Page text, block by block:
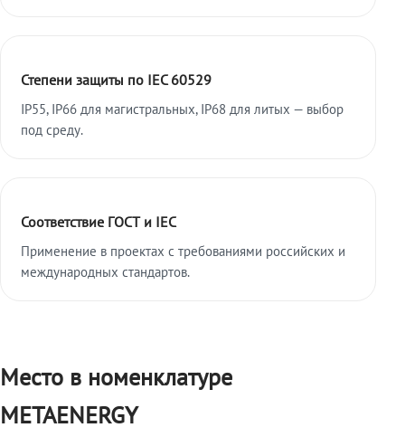
Степени защиты по IEC 60529
IP55, IP66 для магистральных, IP68 для литых — выбор
под среду.
Соответствие ГОСТ и IEC
Применение в проектах с требованиями российских и
международных стандартов.
Место в номенклатуре
METAENERGY